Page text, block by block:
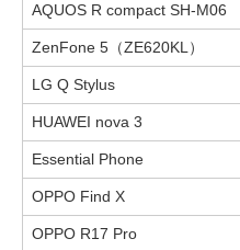
AQUOS R compact SH-M06
ZenFone 5（ZE620KL）
LG Q Stylus
HUAWEI nova 3
Essential Phone
OPPO Find X
OPPO R17 Pro